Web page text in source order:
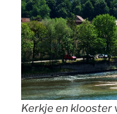
Kerkje en klooster